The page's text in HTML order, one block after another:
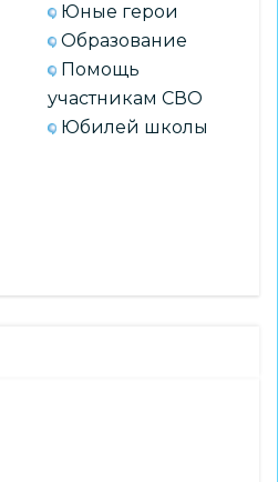
Юные герои
Образование
Помощь
участникам СВО
Юбилей школы